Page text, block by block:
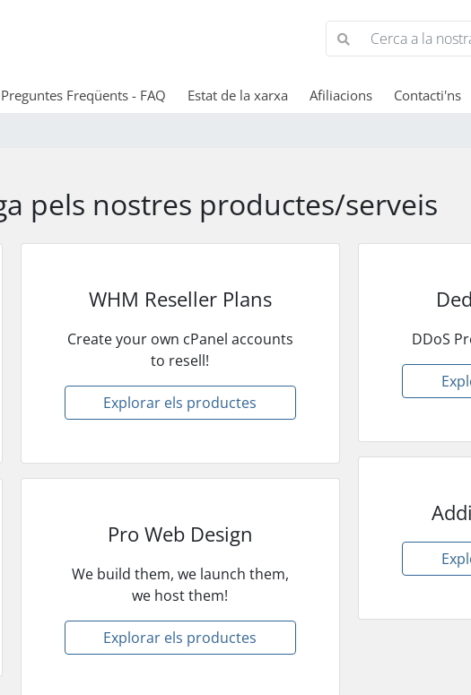
Preguntes Freqüents - FAQ Estat de la xarxa Afiliacions Contacti'ns
pels nostres productes/serveis
WHM Reseller Plans
Create your own cPanel accounts
to resell!
Explorar els productes
Pro Web Design
We build them, we launch them,
we host them!
Explorar els productes
DDoS